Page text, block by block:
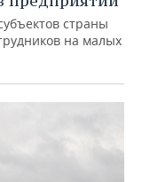
страны
на малых